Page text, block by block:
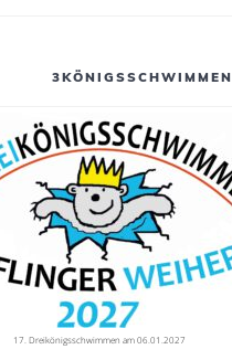
3KÖNIGSSCHWIMMEN
17. Dreikönigsschwimmen am 06.01.2027